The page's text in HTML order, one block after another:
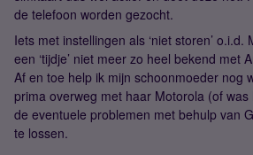
de telefoon worden gezocht.
Iets met instellingen als ‘niet storen’ o.i.d.
een ‘tijdje’ niet meer zo heel bekend met
Af en toe help ik mijn schoonmoeder nog
prima overweg met haar Motorola (of
de eventuele problemen met behulp van
te lossen.